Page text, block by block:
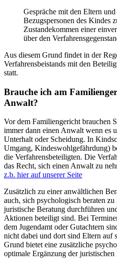
Gespräche mit den Eltern
Bezugspersonen des Kindes
Zustandekommen einer
über den
Aus diesem Grund findet in der
Verfahrensbeistands mit den
statt.
Brauche ich am
Anwalt?
Vor dem Familiengericht brauchen
immer dann einen Anwalt wenn es
Unterhalt oder Scheidung. In
Umgang, Kindeswohlgefährdung)
die Verfahrensbeteiligten. Die
das Recht, sich einen Anwalt zu
z.b. hier auf unserer Seite
Zusätzlich zu einer anwältlichen
auch, sich psychologisch beraten
juristische Beratung durchführen
Aktionen beteiligt sind. Bei
dem Jugendamt oder Gutachtern
nicht dabei und dort sind Eltern auf
Grund bietet eine zusätzliche
optimale Ergänzung der juristischen